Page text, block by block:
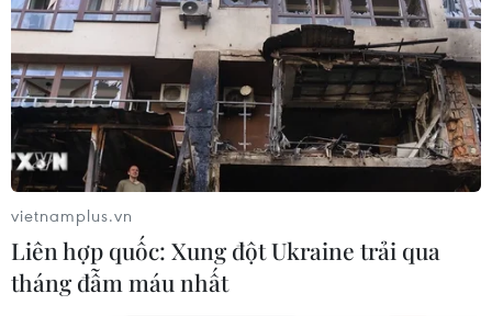
Thời gian gần đây, tại các cửa khẩu trên địa bàn
tỉnh Lạng Sơn thường xuyên xảy ra tình trạng
ùn tắc hàng hóa xuất khẩu sang Trung Quốc.
Nguyên nhân của tình trạng trên là từ ngày
25/11, phía Trung Quốc thắt chặt việc quản lý
xuất nhập cảnh, yêu cầu thay đổi phương thức
giao nhận hàng hóa tại các cửa khẩu quốc tế.
Nhằm thúc đẩy hoạt động thông quan, tháo gỡ
tình trạng ùn tắc xe chở hàng hóa xuất khẩu,
vietnamplus.vn
Liên hợp quốc: Xung đột Ukraine trải qua
tháng đẫm máu nhất